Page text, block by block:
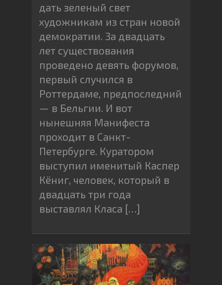
дать зеленый свет
художникам из стран новой
демократии. За двадцать
лет существования
проведено девять форумов,
первый случился в
Роттердаме, предпоследний
— в Бельгии. И вот
нынешняя Манифеста
проходит в Санкт-
Петербурге. Куратором
выступил именитый Каспер
Кёниг, человек, который в
двадцать три года
выставлял Класа […]